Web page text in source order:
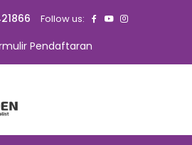
Follow us:
Pendaftaran